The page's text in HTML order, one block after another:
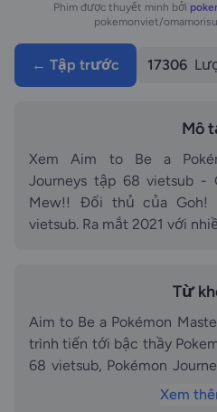
Phim được thuyết minh bởi
pokemonviet/
← Tập trước 17306
Mô
Xem Aim to Be a
Journeys tập 68 vietsub -
Mew!! Đối thủ của Goh!
vietsub. Ra mắt 2021 với
Từ
Aim to Be a Pokémon
trình tiến tới bậc thầy
68 vietsub, Pokémon
Rival! The Road to Mew!!
Xem